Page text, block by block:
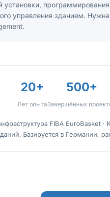
установки,
управления зданием.
20+
Лет опыта
500+
Завершённых
FIBA EuroBasket
Базируется в Германии,